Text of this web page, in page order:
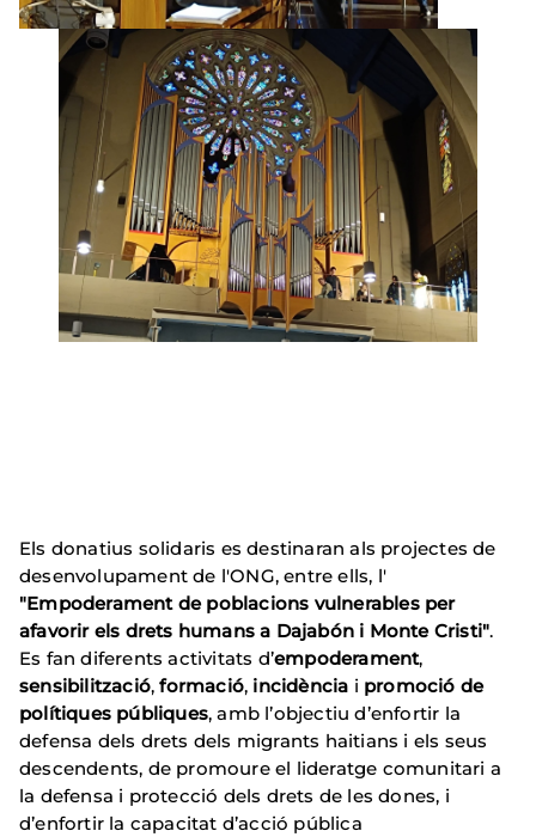
Els donatius solidaris es destinaran als projectes de
desenvolupament de l'ONG, entre ells, l'
"Empoderament de poblacions vulnerables per
afavorir els drets humans a Dajabón i Monte Cristi".
Es fan diferents activitats d’empoderament,
sensibilització,formació, incidència i promoció de
polítiques públiques, amb l’objectiu d’enfortir la
defensa dels drets dels migrants haitians i els seus
descendents, de promoure el lideratge comunitari a
la defensa i protecció dels drets de les dones, i
d’enfortir la capacitat d’acció pública